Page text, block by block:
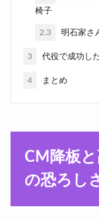
椅子
2.3 明石家さ
3 代役で成功し
4 まとめ
CM降板
の恐ろし